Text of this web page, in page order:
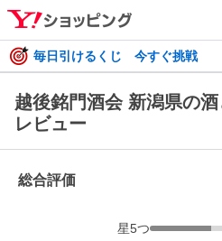
毎日引けるくじ 今すぐ挑戦
越後銘門酒会 新潟県の
レビュー
総合評価
星5つ